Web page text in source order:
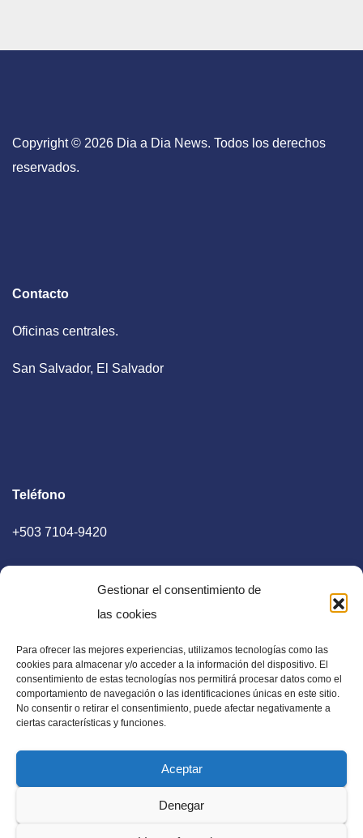
Gestionar el consentimiento de
las cookies
Para ofrecer las mejores experiencias, utilizamos tecnologías como las
cookies para almacenar y/o acceder a la información del dispositivo. El
consentimiento de estas tecnologías nos permitirá procesar datos como el
comportamiento de navegación o las identificaciones únicas en este sitio.
No consentir o retirar el consentimiento, puede afectar negativamente a
ciertas características y funciones.
Aceptar
Denegar
Copyright © 2026 Dia a Dia News. Todos los derechos
reservados.
Contacto
Oficinas centrales.
San Salvador, El Salvador
Teléfono
+503 7104-9420
E-mail
diaadia.redaccion@gmail.com